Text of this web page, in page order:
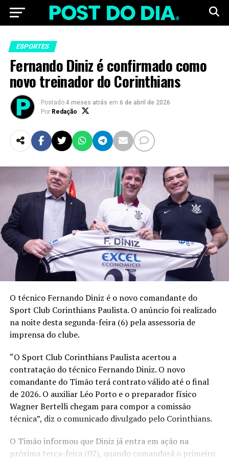
ESPORTES
Fernando Diniz é confirmado como
novo treinador do Corinthians
Postado 4 meses atrás em 6 de abril de 2026
Por Redação
O técnico Fernando Diniz é o novo comandante do
Sport Club Corinthians Paulista. O anúncio foi realizado
na noite desta segunda-feira (6) pela assessoria de
imprensa do clube.
“O Sport Club Corinthians Paulista acertou a
contratação do técnico Fernando Diniz. O novo
comandante do Timão terá contrato válido até o final
de 2026. O auxiliar Léo Porto e o preparador físico
Wagner Bertelli chegam para compor a comissão
técnica”, diz o comunicado divulgado pelo Corinthians.
O Timão informou que Diniz já entra em ação na
próxima terça-feira (07), quando comandará o primeiro